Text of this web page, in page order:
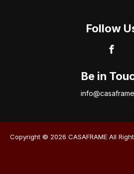
Follow
Be in
Copyright © 2026 CASAFRAME All